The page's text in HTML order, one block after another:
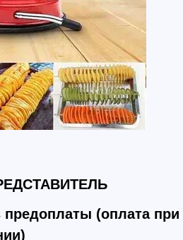
предоплаты (оплата при